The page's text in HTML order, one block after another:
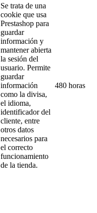
Se trata de una
cookie que usa
Prestashop para
guardar
información y
mantener abierta
la sesión del
usuario. Permite
guardar
información
como la divisa,
el idioma,
identificador del
cliente, entre
otros datos
necesarios para
el correcto
funcionamiento
de la tienda.
480 horas